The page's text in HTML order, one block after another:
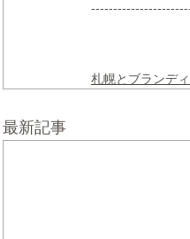
札幌とブランデ
最新記事